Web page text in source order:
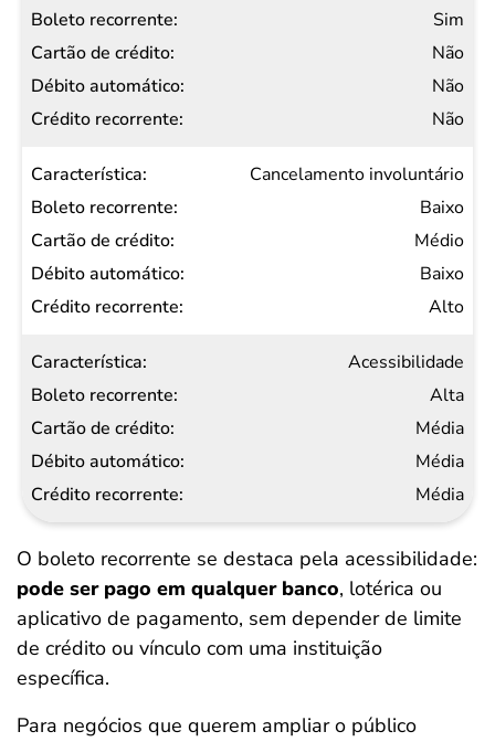
Sim
Não
Não
Não
Cancelamento involuntário
Baixo
Médio
Baixo
Alto
Acessibilidade
Alta
Média
Média
Média
O boleto recorrente se destaca pela acessibilidade:
pode ser pago em qualquer banco, lotérica ou
aplicativo de pagamento, sem depender de limite
de crédito ou vínculo com uma instituição
específica.
Para negócios que querem ampliar o público